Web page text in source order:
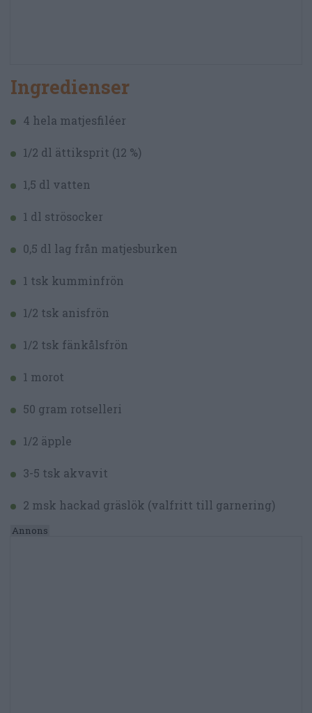
Ingredienser
4 hela matjesfiléer
1/2 dl ättiksprit (12 %)
1,5 dl vatten
1 dl strösocker
0,5 dl lag från matjesburken
1 tsk kumminfrön
1/2 tsk anisfrön
1/2 tsk fänkålsfrön
1 morot
50 gram rotselleri
1/2 äpple
3-5 tsk akvavit
2 msk hackad gräslök (valfritt till garnering)